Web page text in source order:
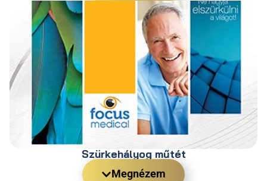
Szürkehályog műtét
Megnézem